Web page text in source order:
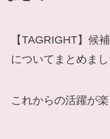
【TAGRIGHT】候
についてまとめまし
これからの活躍が楽